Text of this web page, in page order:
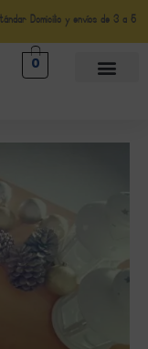
Domicilio y envíos de 3 a 5
0